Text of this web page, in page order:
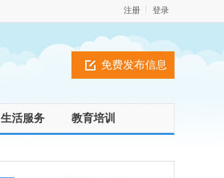
登录
注册
免费发布信息
生活服务 教育培训